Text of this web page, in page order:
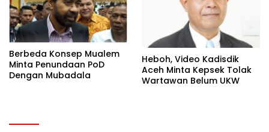
Berbeda Konsep Mualem
Minta Penundaan PoD
Dengan Mubadala
Heboh, Video Kadisdik
Aceh Minta Kepsek Tolak
Wartawan Belum UKW